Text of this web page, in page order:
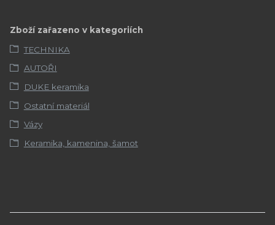
Zboží zařazeno v kategoriích
TECHNIKA
AUTOŘI
DUKE keramika
Ostatní materiál
Vázy
Keramika, kamenina, šamot